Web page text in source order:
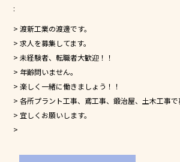
c
e
b
o
o
k
itt
er
e
:
> 渡新工業の渡邊です。
> 求人を募集してます。
> 未経験者、転職者大歓迎！！
> 年齢問いません。
> 楽しく一緒に働きましょう！！
> 各所プラント工事、鳶工事、鍛治屋、土木工事で
> 宜しくお願いします。
>